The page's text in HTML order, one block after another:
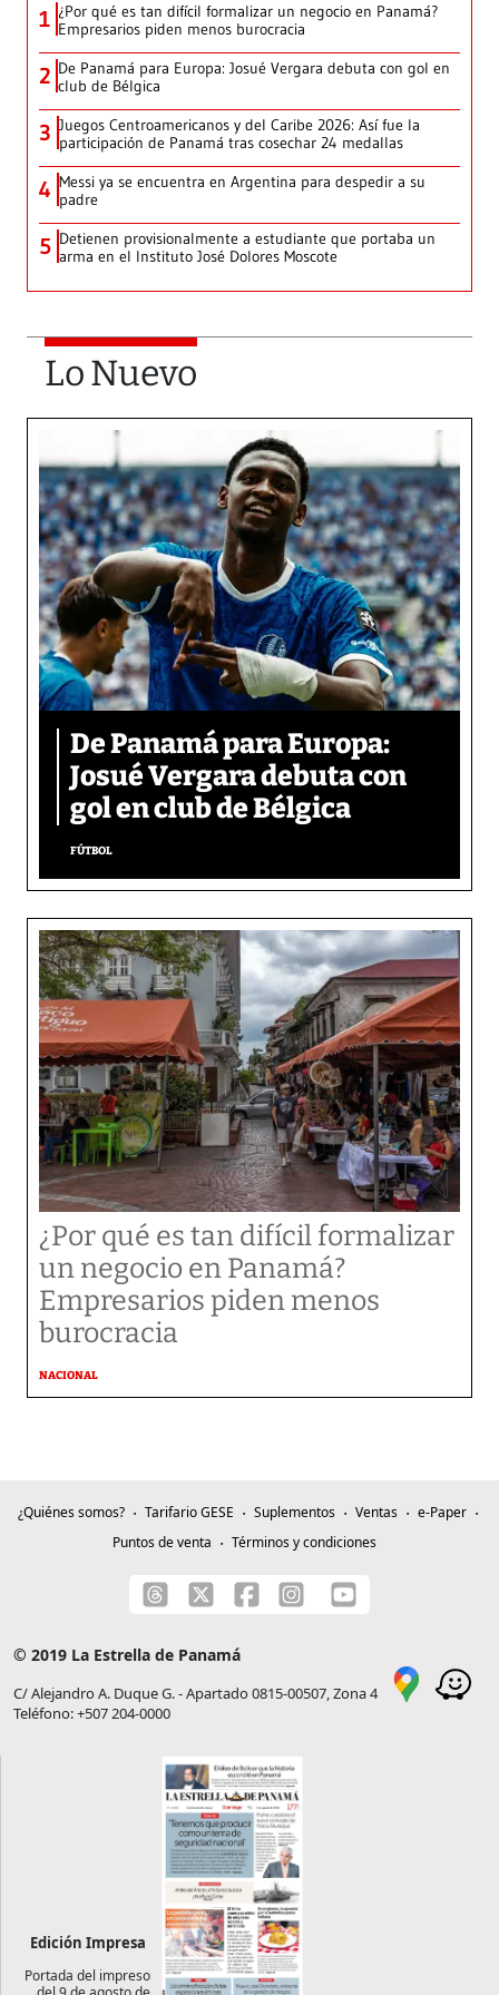
1 ¿Por qué es tan difícil formalizar un negocio en Panamá?
Empresarios piden menos burocracia
2 De Panamá para Europa: Josué Vergara debuta con gol en
club de Bélgica
3 Juegos Centroamericanos y del Caribe 2026: Así fue la
participación de Panamá tras cosechar 24 medallas
4 Messi ya se encuentra en Argentina para despedir a su
padre
5 Detienen provisionalmente a estudiante que portaba un
arma en el Instituto José Dolores Moscote
Lo Nuevo
De Panamá para Europa:
Josué Vergara debuta con
gol en club de Bélgica
FÚTBOL
¿Por qué es tan difícil formalizar
un negocio en Panamá?
Empresarios piden menos
burocracia
NACIONAL
¿Quiénes somos? Tarifario GESE Suplementos Ventas
e-Paper
Puntos de venta
Términos y condiciones
© 2019 La Estrella de Panamá
C/ Alejandro A. Duque G. - Apartado 0815-00507, Zona 4
Teléfono: +507 204-0000
Edición Impresa
Portada del impreso